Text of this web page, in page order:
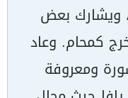
ويشارك بعض
كمحام. وعاد
ومعروفة